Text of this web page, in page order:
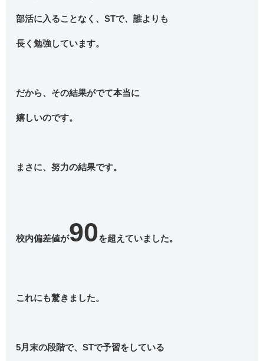
部活に入ることなく、STで、誰よりも
長く勉強しています。
だから、その結果がでて本当に
嬉しいのです。
まさに、努力の結果です。
校内偏差値が90を超えていました。
これにも驚きました。
5月末の段階で、STで予習をしている